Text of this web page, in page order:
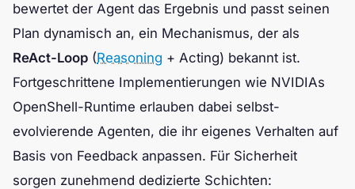
bewertet der Agent das Ergebnis und passt seinen
Plan dynamisch an, ein Mechanismus, der als
ReAct-Loop (Reasoning + Acting) bekannt ist.
Fortgeschrittene Implementierungen wie NVIDIAs
OpenShell-Runtime erlauben dabei selbst-
evolvierende Agenten, die ihr eigenes Verhalten auf
Basis von Feedback anpassen. Für Sicherheit
sorgen zunehmend dedizierte Schichten: